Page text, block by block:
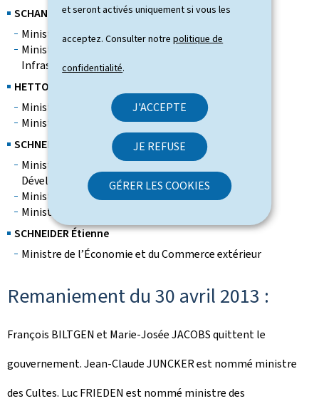
et seront activés uniquement si vous les
acceptez. Consulter notrepolitique de
confidentialité.
J'ACCEPTE
JE REFUSE
GÉRER LES COOKIES
SCHANK Marco
Ministre du Logement
Ministre délégué au Développement durable et aux
Infrastructures
HETTO-GAASCH Françoise
Ministre des Classes moyennes et du Tourisme
Ministre de l’Égalité des chances
SCHNEIDER Romain
Ministre de l’Agriculture, de la Viticulture et du
Développement rural
Ministre des Sports
Ministre délégué à l’Économie solidaire
SCHNEIDER Étienne
Ministre de l’Économie et du Commerce extérieur
Remaniement du 30 avril 2013 :
François BILTGEN et Marie-Josée JACOBS quittent le
gouvernement. Jean-Claude JUNCKER est nommé ministre
des Cultes. Luc FRIEDEN est nommé ministre des